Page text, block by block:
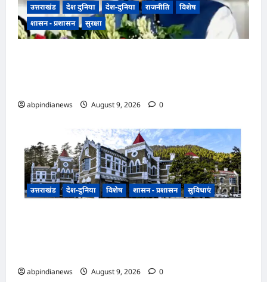
उत्तराखंड देश दुनिया देश-दुनिया राजनीति
विशेष
शासन - प्रशासन
सुरक्षा
abpindianews August 9, 2026 0
उत्तराखंड देश-दुनिया विशेष शासन - प्रशासन सुविधाएं
abpindianews August 9, 2026 0